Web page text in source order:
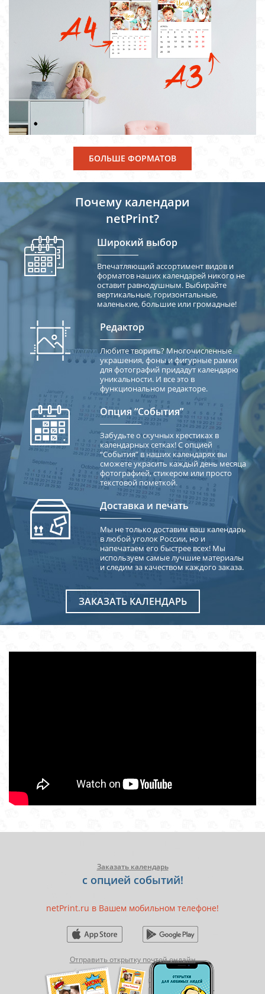
БОЛЬШЕ ФОРМАТОВ
Почему календари
netPrint?
Широкий выбор
Впечатляющий ассортимент видов и
форматов наших календарей никого не
оставит равнодушным. Выбирайте
вертикальные, горизонтальные,
маленькие, большие или громадные!
Редактор
Любите творить? Многочисленные
украшения, фоны и фигурные рамки
для фотографий придадут календарю
уникальности. И все это в
функциональном редакторе.
Опция “События”
Забудьте о скучных крестиках в
календарных сетках! С опцией
“События” в наших календарях вы
сможете украсить каждый день месяца
фотографией, стикером или просто
текстовой пометкой.
Доставка и печать
Мы не только доставим ваш календарь
в любой уголок России, но и
напечатаем его быстрее всех! Мы
используем самые лучшие материалы
и следим за качеством каждого заказа.
ЗАКАЗАТЬ КАЛЕНДАРЬ
Заказать календарь
с опцией событий!
netPrint.ru в Вашем мобильном телефоне!
Отправить открытку почтой онлайн